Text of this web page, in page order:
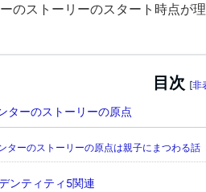
のストーリーのスタート時点が理
目次 [非
ターのストーリーの原点
ターのストーリーの原点は親子にまつわる話
ンティティ5関連